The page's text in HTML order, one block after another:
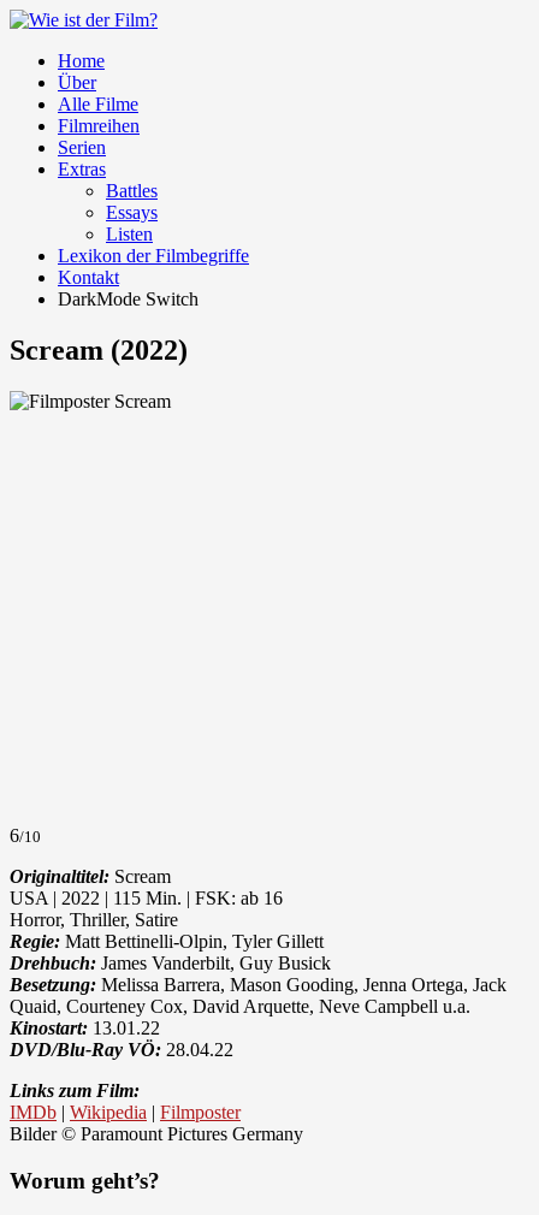
Home
Über
Alle Filme
Filmreihen
Serien
Extras
Battles
Essays
Listen
Lexikon der Filmbegriffe
Kontakt
DarkMode Switch
Scream (2022)
6/10
Originaltitel: Scream
USA | 2022 | 115 Min. | FSK: ab 16
Horror, Thriller, Satire
Regie: Matt Bettinelli-Olpin, Tyler Gillett
Drehbuch: James Vanderbilt, Guy Busick
Besetzung: Melissa Barrera, Mason Gooding, Jenna Ortega, Jack
Quaid, Courteney Cox, David Arquette, Neve Campbell u.a.
Kinostart: 13.01.22
DVD/Blu-Ray VÖ: 28.04.22
Links zum Film:
IMDb | Wikipedia | Filmposter
Bilder © Paramount Pictures Germany
Worum geht’s?